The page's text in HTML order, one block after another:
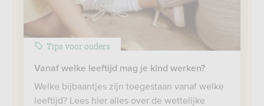
Tips voor ouders
Vanaf welke leeftijd mag je kind werken?
Welke bijbaantjes zijn toegestaan vanaf welke
leeftijd? Lees hier alles over de wettelijke